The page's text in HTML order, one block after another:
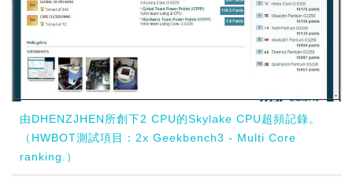
由DHENZJHEN所創下2 CPU的Skylake CPU超頻記錄。
（HWBOT測試項目：2x Geekbench3 - Multi Core
ranking.）